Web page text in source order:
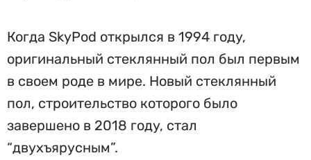
Когда SkyPod открылся в 1994 году,
оригинальный стеклянный пол был первым
в своем роде в мире. Новый стеклянный
пол, строительство которого было
завершено в 2018 году, стал
“двухъярусным”.